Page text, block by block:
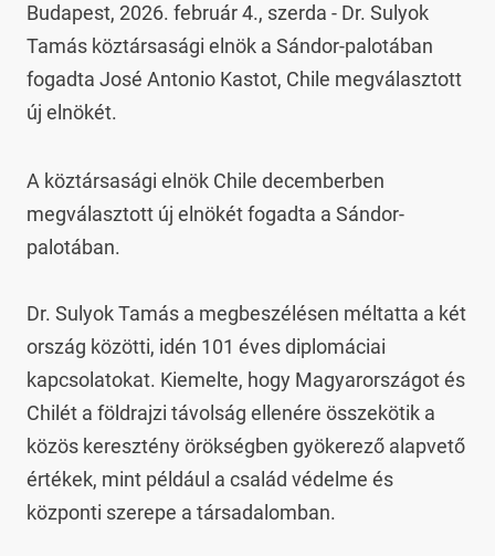
Budapest, 2026. február 4., szerda - Dr. Sulyok
Tamás köztársasági elnök a Sándor-palotában
fogadta José Antonio Kastot, Chile megválasztott
új elnökét.
A köztársasági elnök Chile decemberben
megválasztott új elnökét fogadta a Sándor-
palotában.
Dr. Sulyok Tamás a megbeszélésen méltatta a két
ország közötti, idén 101 éves diplomáciai
kapcsolatokat. Kiemelte, hogy Magyarországot és
Chilét a földrajzi távolság ellenére összekötik a
közös keresztény örökségben gyökerező alapvető
értékek, mint például a család védelme és
központi szerepe a társadalomban.